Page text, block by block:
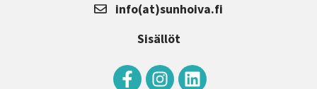
info(at)sunhoiva.fi
Sisällöt